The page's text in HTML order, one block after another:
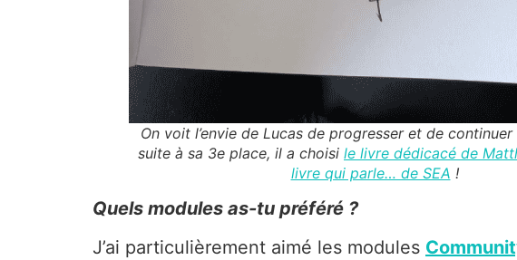
On voit l’envie de Lucas de progresser et de
suite à sa 3e place, il a choisi le livre dédicacé de
livre qui parle… de SEA !
Quels modules as-tu préféré ?
J’ai particulièrement aimé les modules